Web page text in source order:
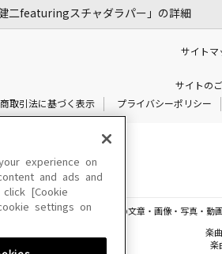
健二featuringスチャダラパー」の詳細
サイトマ
サイトの
取引法に基づく表示
プライバシーポリシー
のサイトに掲載されている一切の文章・画像・写真・
楽
楽
experience on
and ads and
[Cookie
settings on